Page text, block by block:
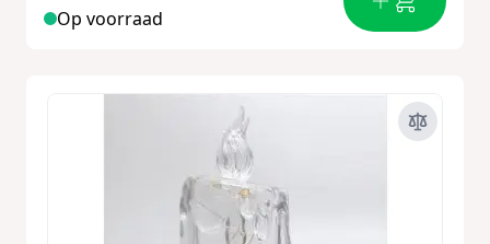
Op voorraad